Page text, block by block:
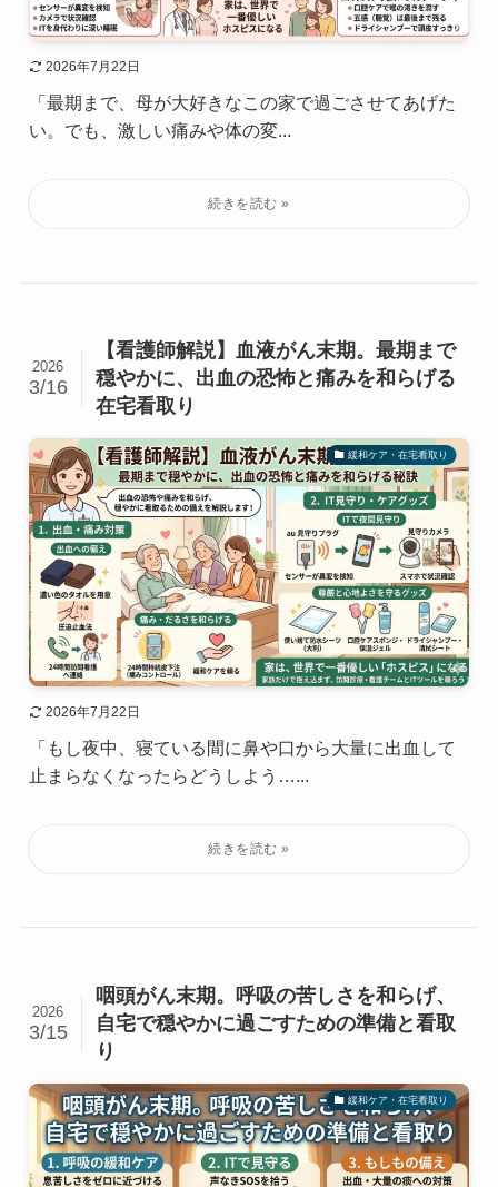
2026年7月22日
「最期まで、母が大好きなこの家で過ごさせてあげた
い。でも、激しい痛みや体の変...
【看護師解説】血液がん末期。最期まで
穏やかに、出血の恐怖と痛みを和らげる
在宅看取り
2026
3/16
緩和ケア・在宅看取り
2026年7月22日
「もし夜中、寝ている間に鼻や口から大量に出血して
止まらなくなったらどうしよう…...
咽頭がん末期。呼吸の苦しさを和らげ、
自宅で穏やかに過ごすための準備と看取
り
2026
3/15
緩和ケア・在宅看取り